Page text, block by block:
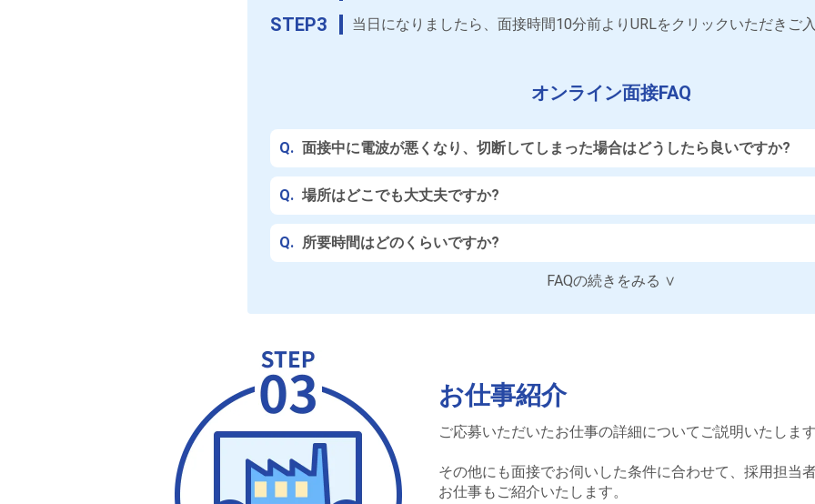
STEP3 当日になりましたら、面接時間10分前よりURLをクリックいただきご入
オンライン面接FAQ
Q. 面接中に電波が悪くなり、切断してしまった場合はどうしたら良いですか?
Q. 場所はどこでも大丈夫ですか?
Q. 所要時間はどのくらいですか?
FAQの続きをみる ∨
お仕事紹介
ご応募いただいたお仕事の詳細についてご説明いたします
その他にも面接でお伺いした条件に合わせて、採用担当
お仕事もご紹介いたします。